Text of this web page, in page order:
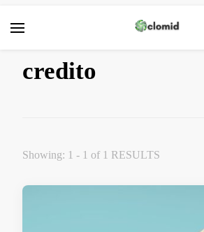
credito
Showing: 1 - 1 of 1 RESULTS